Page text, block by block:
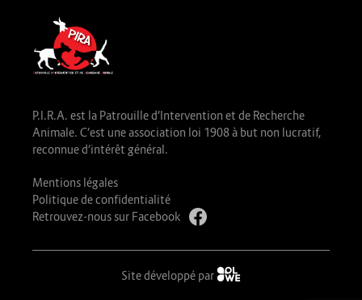
P.I.R.A. est la Patrouille d’Intervention et de Recherche
Animale. C’est une association loi 1908 à but non lucratif,
reconnue d’intérêt général.
Mentions légales
Politique de confidentialité
Retrouvez-nous sur Facebook
Site développé par